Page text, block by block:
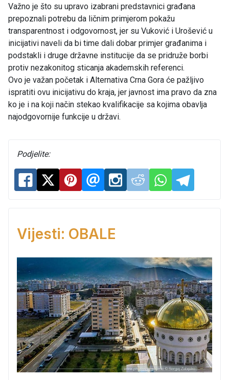
Važno je što su upravo izabrani predstavnici građana
prepoznali potrebu da ličnim primjerom pokažu
transparentnost i odgovornost, jer su Vuković i Urošević u
inicijativi naveli da bi time dali dobar primjer građanima i
podstakli i druge državne institucije da se pridruže borbi
protiv nezakonitog sticanja akademskih referenci.
Ovo je važan početak i Alternativa Crna Gora će pažljivo
ispratiti ovu inicijativu do kraja, jer javnost ima pravo da zna
ko je i na koji način stekao kvalifikacije sa kojima obavlja
najodgovornije funkcije u državi.
Podjelite:
Vijesti: OBALE